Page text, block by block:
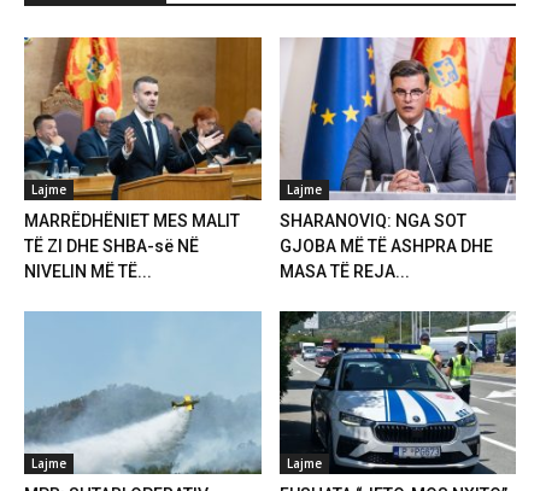
Lajme
MARRËDHËNIET MES MALIT
TË ZI DHE SHBA-së NË
NIVELIN MË TË...
Lajme
SHARANOVIQ: NGA SOT
GJOBA MË TË ASHPRA DHE
MASA TË REJA...
Lajme Lajme